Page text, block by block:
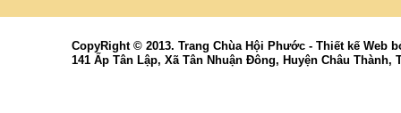
CopyRight © 2013. Trang Chùa Hội Phước - Thiết kế Web
141 Ấp Tân Lập, Xã Tân Nhuận Đông, Huyện Châu Thành,